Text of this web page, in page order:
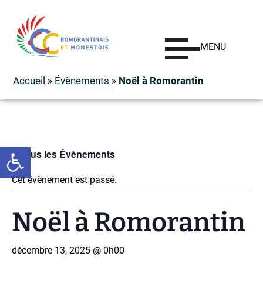
Ouvrir la barre d’outils
MENU
Accueil » Évènements » Noël à Romorantin
« Tous les Évènements
Cet évènement est passé.
Noël à Romorantin
décembre 13, 2025 @ 0h00